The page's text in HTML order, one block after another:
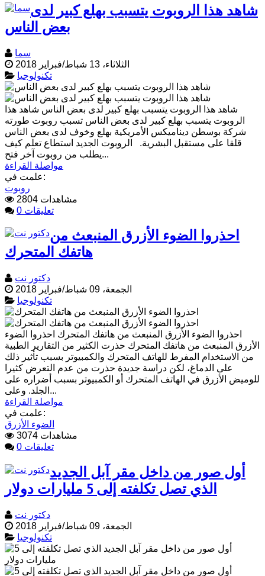
شاهد هذا الروبوت يتسبب بهلع كبير لدى
بعض الناس
سما
الثلاثاء، 13 شباط/فبراير 2018
تكنولوجيا
شاهد هذا الروبوت يتسبب بهلع كبير لدى بعض الناس شاهد هذا
الروبوت يتسبب بهلع كبير لدى بعض الناس تسبب روبوت طورته
شركة بوسطن ديناميكس الأمريكية بهلع وخوف لدى بعض الناس
قلقا على مستقبل البشرية. الروبوت الجديد استطاع تعلم كيف
يطلب منروبوت آخر فتح...
مواصلة القراءة
علمت في:
روبوت
2804 مشاهدات
0 تعليقات
احذروا الضوء الأزرق المنبعث من
هاتفك المتحرك
دكتور نت
الجمعة، 09 شباط/فبراير 2018
تكنولوجيا
احذروا الضوء الأزرق المنبعث من هاتفك المتحرك احذروا الضوء
الأزرق المنبعث من هاتفك المتحرك حذرت الكثير من التقارير الطبية
من الاستخدام المفرط للهاتف المتحرك والكمبيوتر بسبب تأثير ذلك
على الدماغ، لكن دراسة جديدة حذرت من عدم التعرض كثيرا
للوميض الأزرق في الهاتف المتحرك أو الكمبيوتر بسبب أضراره على
الجلد. وعلى...
مواصلة القراءة
علمت في:
الضوء الأزرق
3074 مشاهدات
0 تعليقات
أول صور من داخل مقر آبل الجديد
الذي تصل تكلفته إلى 5 مليارات دولار
دكتور نت
الجمعة، 09 شباط/فبراير 2018
تكنولوجيا